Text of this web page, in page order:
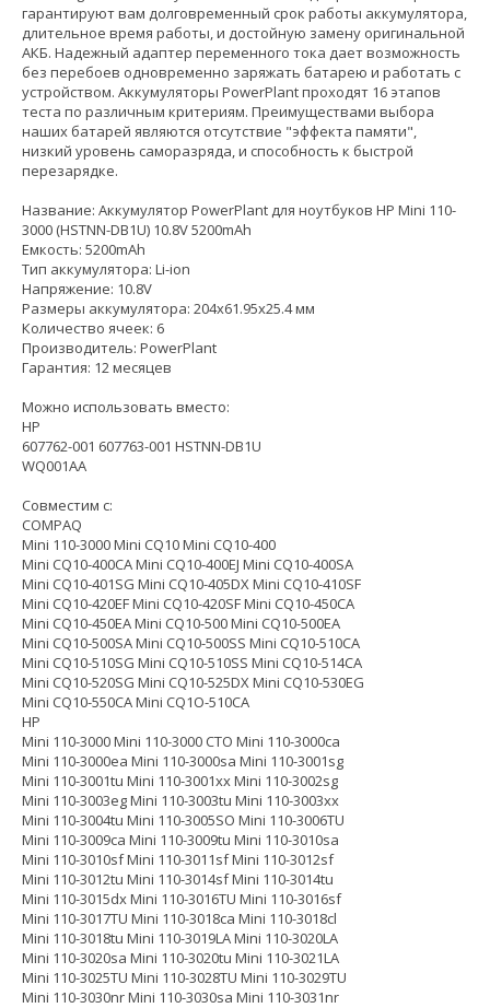
гарантируют вам долговременный срок работы аккумулятора,
длительное время работы, и достойную замену оригинальной
АКБ. Надежный адаптер переменного тока дает возможность
без перебоев одновременно заряжать батарею и работать с
устройством. Аккумуляторы PowerPlant проходят 16 этапов
теста по различным критериям. Преимуществами выбора
наших батарей являются отсутствие "эффекта памяти",
низкий уровень саморазряда, и способность к быстрой
перезарядке.
Название: Аккумулятор PowerPlant для ноутбуков HP Mini 110-
3000 (HSTNN-DB1U) 10.8V 5200mAh
Емкость: 5200mAh
Тип аккумулятора: Li-ion
Напряжение: 10.8V
Размеры аккумулятора: 204x61.95x25.4 мм
Количество ячеек: 6
Производитель: PowerPlant
Гарантия: 12 месяцев
Можно использовать вместо:
HP
607762-001 607763-001 HSTNN-DB1U
WQ001AA
Совместим с:
COMPAQ
Mini 110-3000 Mini CQ10 Mini CQ10-400
Mini CQ10-400CA Mini CQ10-400EJ Mini CQ10-400SA
Mini CQ10-401SG Mini CQ10-405DX Mini CQ10-410SF
Mini CQ10-420EF Mini CQ10-420SF Mini CQ10-450CA
Mini CQ10-450EA Mini CQ10-500 Mini CQ10-500EA
Mini CQ10-500SA Mini CQ10-500SS Mini CQ10-510CA
Mini CQ10-510SG Mini CQ10-510SS Mini CQ10-514CA
Mini CQ10-520SG Mini CQ10-525DX Mini CQ10-530EG
Mini CQ10-550CA Mini CQ1O-510CA
HP
Mini 110-3000 Mini 110-3000 CTO Mini 110-3000ca
Mini 110-3000ea Mini 110-3000sa Mini 110-3001sg
Mini 110-3001tu Mini 110-3001xx Mini 110-3002sg
Mini 110-3003eg Mini 110-3003tu Mini 110-3003xx
Mini 110-3004tu Mini 110-3005SO Mini 110-3006TU
Mini 110-3009ca Mini 110-3009tu Mini 110-3010sa
Mini 110-3010sf Mini 110-3011sf Mini 110-3012sf
Mini 110-3012tu Mini 110-3014sf Mini 110-3014tu
Mini 110-3015dx Mini 110-3016TU Mini 110-3016sf
Mini 110-3017TU Mini 110-3018ca Mini 110-3018cl
Mini 110-3018tu Mini 110-3019LA Mini 110-3020LA
Mini 110-3020sa Mini 110-3020tu Mini 110-3021LA
Mini 110-3025TU Mini 110-3028TU Mini 110-3029TU
Mini 110-3030nr Mini 110-3030sa Mini 110-3031nr